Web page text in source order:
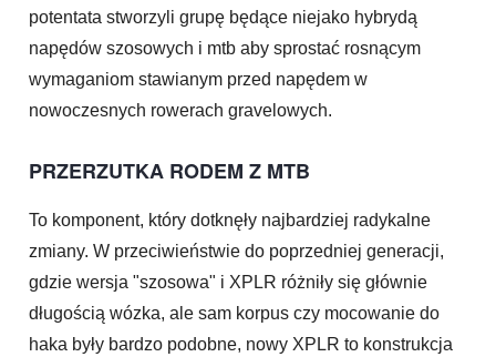
potentata stworzyli grupę będące niejako hybrydą
napędów szosowych i mtb aby sprostać rosnącym
wymaganiom stawianym przed napędem w
nowoczesnych rowerach gravelowych.
PRZERZUTKA RODEM Z MTB
To komponent, który dotknęły najbardziej radykalne
zmiany. W przeciwieństwie do poprzedniej generacji,
gdzie wersja "szosowa" i XPLR różniły się głównie
długością wózka, ale sam korpus czy mocowanie do
haka były bardzo podobne, nowy XPLR to konstrukcja